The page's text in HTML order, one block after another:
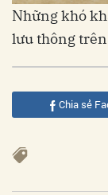
Những khó
lưu thông
Chia sẻ